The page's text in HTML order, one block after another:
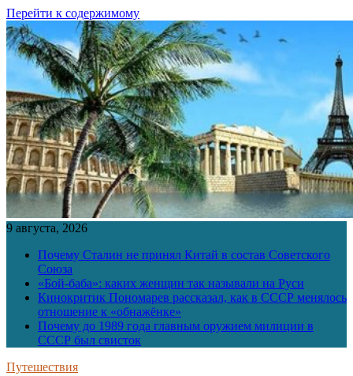
Перейти к содержимому
9 августа, 2026
Почему Сталин не принял Китай в состав Советского
Союза
«Бой-баба»: каких женщин так называли на Руси
Кинокритик Пономарев рассказал, как в СССР менялось
отношение к «обнажёнке»
Почему до 1989 года главным оружием милиции в
СССР был свисток
Путешествия